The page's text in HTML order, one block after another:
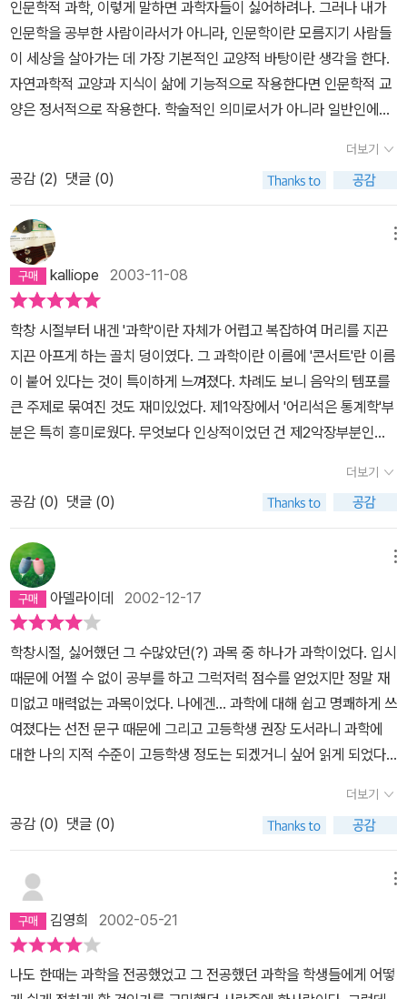
인문학적 과학, 이렇게 말하면 과학자들이 싫어하려나. 그러나 내가
인문학을 공부한 사람이라서가 아니라, 인문학이란 모름지기 사람들
이 세상을 살아가는 데 가장 기본적인 교양적 바탕이란 생각을 한다.
자연과학적 교양과 지식이 삶에 기능적으로 작용한다면 인문학적 교
양은 정서적으로 작용한다. 학술적인 의미로서가 아니라 일반인에게
들이 피부에 와닿게 생각하지 못한다. 차는 운전할 줄 알아도 차의 구
조나 원동의 과학적 원리를 미처 염두에 두지 못하는 것과도 같다. 그
래서 자연과학은 조금 내게서 멀리 떨어져 있는 듯이 생각한다. 그러
나 보라, 정재승 씨는 결코 그런 딱딱한 물리학자가 아니다. 나는 그가
인문학적 교양이 풍부한 자연과학자라기보다 진정 가슴으로 과학을
사랑하는 이라고 생각한다. 그러길래 사람들 가까이에서 피가 흐르고
맥박이 뛰는 과학을 헤아리고 이야기를 엮을 수 있었으리라 생각한
다.서구의 많은 학자들이 문학작품 못지 않은 빛나는 문장으로 자신
들의 학술적 논문들을 써내려갈 수 있는 교육의 바탕을 늘 그리워하
며 나의 아이들에게 시를 읊는 과학자, 노래하는 정치가, 일기를 쓰는
자동차 정비공이 되어 달라고 당부한다. 나에게 새삼 과학적 상식이
'필요'했다기보다 '따뜻한' 과학, '살아숨쉬는' 과학이야기가 고팠기에
정재승의 과학콘서트를 읽었노라 하고 싶다. 프랙탈 이론을 처음 알
게 된 게 10년 전쯤이었던 것 같다. 참 막연하게 '인공지능'과 관련된
아프리카 문화 속에서 프랙탈적 요소가 발견된다는 이야기쯤에서는
그야말로 고고학이나 문화인류학적으로 결합될 법한 신비로움마저
느껴진다. 혹은, 산타클로스의 과학과 같은 이야기는 성 니콜라우스
의 정신과 크리스마스의 의미를 아이들과 함께 나눌 때 아이들의 좀
더 치밀한 관심을 자극할 수 있는 재미있는 '나의 이야기 보따리'에 저
장해 둘 수 있었다. 참고로 나는 수학이 싫어 국문학을 했다고 좀 과장
되이 말하던 대학생이었고 화학 생물 물리에서 얻은 참혹한 결과를
만회하기 위해 국어와 영어에 매달려야 했던 불쌍한 고교시절을 보냈
던 사람이다. 그럼에도 이 책을 읽는 데 어려움이 없었다. 책을 천천히
더보기
공감 (2) 댓글 (0)
kalliope 2003-11-08
학창 시절부터 내겐 '과학'이란 자체가 어렵고 복잡하여 머리를 지끈
지끈 아프게 하는 골치 덩이였다. 그 과학이란 이름에 '콘서트'란 이름
이 붙어 있다는 것이 특이하게 느껴졌다. 차례도 보니 음악의 템포를
큰 주제로 묶여진 것도 재미있었다. 제1악장에서 '어리석은 통계학'부
분은 특히 흥미로웠다. 무엇보다 인상적이었던 건 제2악장부분인데,
미로웠다. 그저 페인트통에 구멍을 뚫어 흩뿌려놓은 잭슨 폴록의 그
림에서도, 아프리카인들의 헤어스타일에서도 심지어는 바흐나 비틀
즈의 음악에서도 프랙탈 이론을 발견할 수 있다는 것이 놀라웠다. 백
화점과 대형 마트에서의 영업 전략 중 창이 없다든가 하는 등의 이야
기는 알고 있었지만 그 외의 숨은 전략들도 정말 철저하게 계획된 것
에 의해 소비자가 움직이고 있는 것이다. 일상 생활에서의 과학적인
문제를 경쾌한 문구로 재미있게 풀어놓은 인상적인 책이었다.1분중 0
분께서 이 리뷰를 추천하셨습니다.
더보기
공감 (0) 댓글 (0)
아델라이데 2002-12-17
학창시절, 싫어했던 그 수많았던(?) 과목 중 하나가 과학이었다. 입시
때문에 어쩔 수 없이 공부를 하고 그럭저럭 점수를 얻었지만 정말 재
미없고 매력없는 과목이었다. 나에겐... 과학에 대해 쉽고 명쾌하게 쓰
여졌다는 선전 문구 때문에 그리고 고등학생 권장 도서라니 과학에
대한 나의 지적 수준이 고등학생 정도는 되겠거니 싶어 읽게 되었다.
신선했고 무엇보다도 저자의 매끄럽고 재치있는 글솜씨에 여러 번 놀
랐다. 내가 이 책을 읽고 책 내용을 100% 이해한 건 아니다. 이해가
안 돼서 여러 번 소리내어 반복해서 읽은 부분도 있고, 용어를 몰라 사
전을 찾아보기도 했고 확률에 관한 부분에서는 앞자리에 앉은 동료
수학 선생님한테 물어보기도 했다. 이 책을 읽은 후, 내가 거창한 과학
적 지식을 얻은 것도 아니고 갑자기 과학에 대한 흥미가 생긴 것도 아
니다. 그럼 뭘 얻었냐고? 모래더미의 모래 알갱이들, 패스트푸드점의
음악, 비틀즈 음악, 폴락의 그림 등 아무 생각없이 그냥 스쳐 지나쳤던
더보기
공감 (0) 댓글 (0)
김영희 2002-05-21
나도 한때는 과학을 전공했었고 그 전공했던 과학을 학생들에게 어떻